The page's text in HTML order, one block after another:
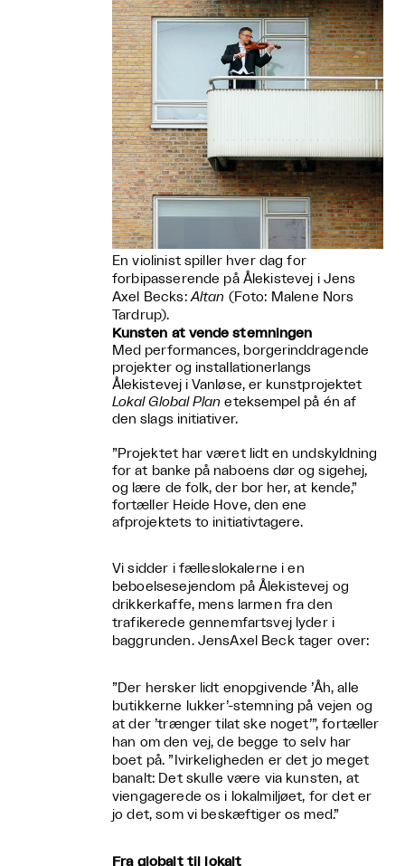
En violinist spiller hver dag for
forbipasserende på Ålekistevej i Jens
Axel Becks:Altan (Foto: Malene Nors
Tardrup).
Kunsten at vende stemningen
Med performances, borgerinddragende
projekter og installationerlangs
Ålekistevej i Vanløse, er kunstprojektet
Lokal Global Plan eteksempel på én af
den slags initiativer.
”Projektet har været lidt en undskyldning
for at banke på naboens dør og sigehej,
og lære de folk, der bor her, at kende,”
fortæller Heide Hove, den ene
afprojektets to initiativtagere.
Vi sidder i fælleslokalerne i en
beboelsesejendom på Ålekistevej og
drikkerkaffe, mens larmen fra den
trafikerede gennemfartsvej lyder i
baggrunden. JensAxel Beck tager over:
”Der hersker lidt enopgivende ’Åh, alle
butikkerne lukker’-stemning på vejen og
at der ’trænger tilat ske noget’”, fortæller
han om den vej, de begge to selv har
boet på. ”Ivirkeligheden er det jo meget
banalt: Det skulle være via kunsten, at
viengagerede os i lokalmiljøet, for det er
jo det, som vi beskæftiger os med.”
Fra globalt til lokalt